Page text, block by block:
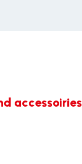
accessoiries